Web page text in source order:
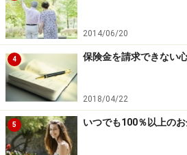
2014/06/20
4 保険金を請求できない
2018/04/22
5 いつでも100％以上の